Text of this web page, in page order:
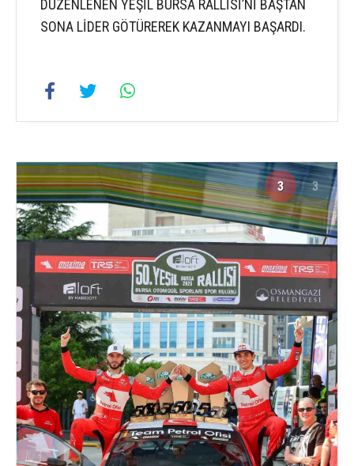
DÜZENLENEN YEŞİL BURSA RALLİSİ’Nİ BAŞTAN
SONA LİDER GÖTÜREREK KAZANMAYI BAŞARDI.
3 3